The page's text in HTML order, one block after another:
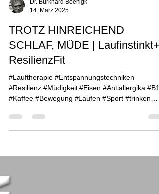
14. März 2025
TROTZ HINREICHEND
SCHLAF, MÜDE |
ResilienzFit
#Lauftherapie #Entspannungstechniken